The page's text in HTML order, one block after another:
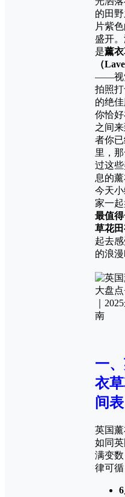
的田
片紫
盛开
是薰
（
——视
拍照
的绝
你恰好
之间
者你
里，
过这
息的薰
今天
家一
最值
草花
起去
的浪
一
衣
间表
英国
如同
满变
律可循